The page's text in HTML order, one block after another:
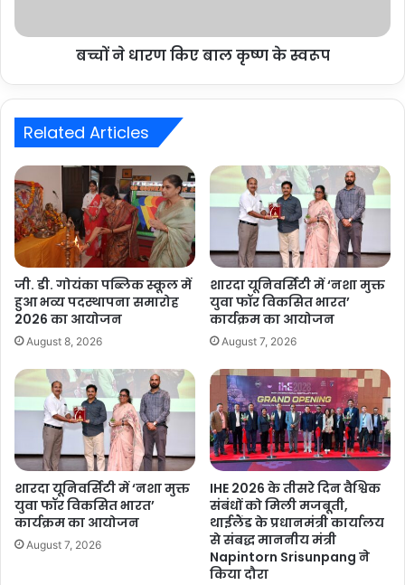
बच्चों ने धारण किए बाल कृष्ण के स्वरूप
Related Articles
जी. डी. गोयंका पब्लिक स्कूल में
हुआ भव्य पदस्थापना समारोह
2026 का आयोजन
August 8, 2026
शारदा यूनिवर्सिटी में ‘नशा मुक्त
युवा फॉर विकसित भारत’
कार्यक्रम का आयोजन
August 7, 2026
शारदा यूनिवर्सिटी में ‘नशा मुक्त
युवा फॉर विकसित भारत’
कार्यक्रम का आयोजन
August 7, 2026
IHE 2026 के तीसरे दिन वैश्विक
संबंधों को मिली मजबूती,
थाईलैंड के प्रधानमंत्री कार्यालय
से संबद्ध माननीय मंत्री
Napintorn Srisunpang ने
किया दौरा